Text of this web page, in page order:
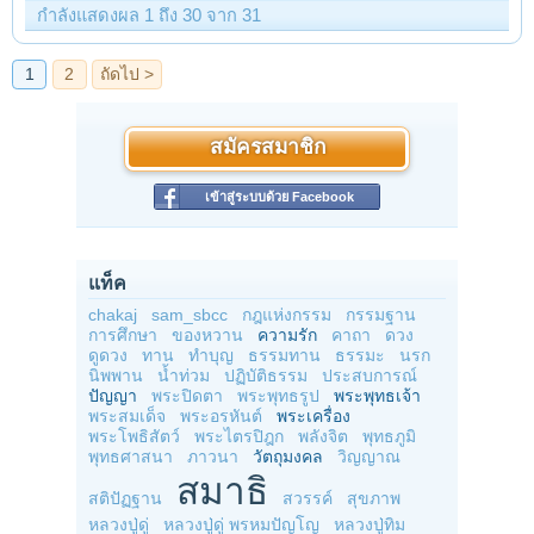
กำลังแสดงผล 1 ถึง 30 จาก 31
สมัครสมาชิก
เข้าสู่ระบบด้วย Facebook
แท็ค
chakaj sam_sbcc กฎแห่งกรรม
กรรมฐาน
การศึกษา
ของหวาน ความรัก คาถา
ดวง
ดูดวง
ทาน ทำบุญ ธรรมทาน ธรรมะ
นรก
นิพพาน
น้ำท่วม ปฏิบัติธรรม
ประสบการณ์
ปัญญา
พระปิดตา พระพุทธรูป
พระพุทธเจ้า
พระสมเด็จ
พระอรหันต์
พระเครื่อง
พระโพธิสัตว์
พระไตรปิฎก พลังจิต
พุทธภูมิ
พุทธศาสนา
ภาวนา วัตถุมงคล วิญญาณ
สติปัฏฐาน สมาธิ สวรรค์
สุขภาพ
หลวงปู่ดู่
หลวงปู่ดู่ พรหมปัญโญ หลวงปู่ทิม